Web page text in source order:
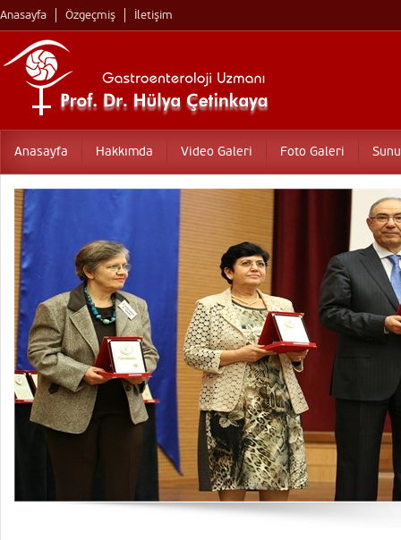
Anasayfa Özgeçmiş İletişim
Anasayfa Hakkımda Video Galeri Foto Galeri